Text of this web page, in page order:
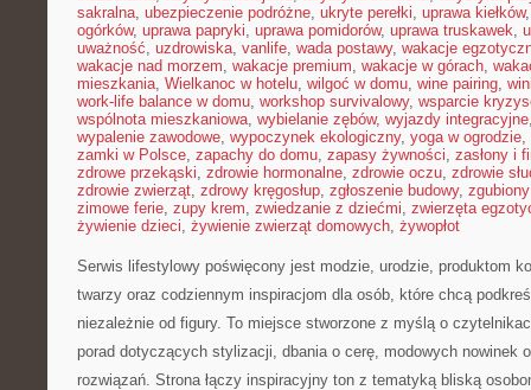
sakralna, ubezpieczenie podróżne, ukryte perełki, uprawa kiełków
ogórków, uprawa papryki, uprawa pomidorów, uprawa truskawek,
uważność, uzdrowiska, vanlife, wada postawy, wakacje
wakacje nad morzem, wakacje premium, wakacje w górach,
mieszkania, Wielkanoc w hotelu, wilgoć w domu, wine pairing,
work-life balance w domu, workshop survivalowy, wsparcie
wspólnota mieszkaniowa, wybielanie zębów, wyjazdy integracyjne
wypalenie zawodowe, wypoczynek ekologiczny, yoga w ogrodzie,
zamki w Polsce, zapachy do domu, zapasy żywności, zasłony i
zdrowe przekąski, zdrowie hormonalne, zdrowie oczu, zdrowie
zdrowie zwierząt, zdrowy kręgosłup, zgłoszenie budowy,
zimowe ferie, zupy krem, zwiedzanie z dziećmi, zwierzęta
żywienie dzieci, żywienie zwierząt domowych, żywopłot
Serwis lifestylowy poświęcony jest modzie, urodzie, produktom
twarzy oraz codziennym inspiracjom dla osób, które chcą
niezależnie od figury. To miejsce stworzone z myślą o
porad dotyczących stylizacji, dbania o cerę, modowych nowinek
rozwiązań. Strona łączy inspiracyjny ton z tematyką bliską